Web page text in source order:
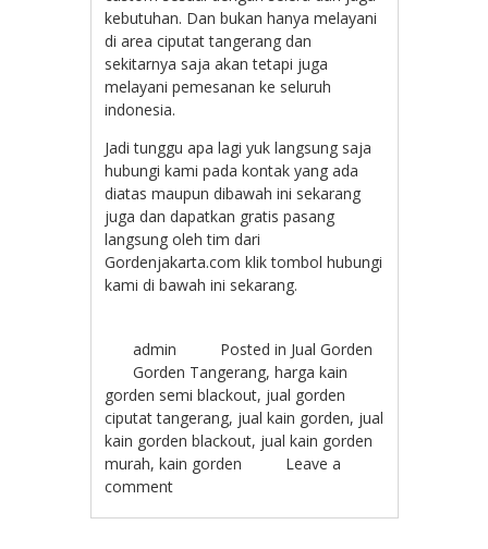
kebutuhan. Dan bukan hanya melayani
di area ciputat tangerang dan
sekitarnya saja akan tetapi juga
melayani pemesanan ke seluruh
indonesia.
Jadi tunggu apa lagi yuk langsung saja
hubungi kami pada kontak yang ada
diatas maupun dibawah ini sekarang
juga dan dapatkan gratis pasang
langsung oleh tim dari
Gordenjakarta.com klik tombol hubungi
kami di bawah ini sekarang.
admin Posted in Jual Gorden
Gorden Tangerang,harga kain
gorden semi blackout, jual gorden
ciputat tangerang, jual kain gorden, jual
kain gorden blackout, jual kain gorden
murah,kain gorden
Leave a
comment